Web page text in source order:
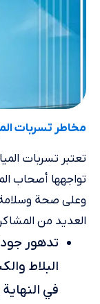
مخاطر تسربات
تعتبر تسربات
تواجهها أصحاب
وعلى صحة
العديد من
تدهور
البلاط
في